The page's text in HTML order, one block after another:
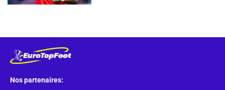
Nos partenaires: